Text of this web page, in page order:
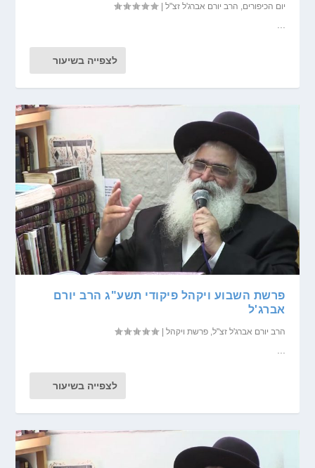
יום הכיפורים, הרב יורם אברג'ל זצ"ל |
...
לצפייה בשיעור
פרשת השבוע ויקהל פיקודי תשע"ג הרב יורם
אברג'ל
הרב יורם אברג'ל זצ"ל,פרשת ויקהל |
לצפייה בשיעור